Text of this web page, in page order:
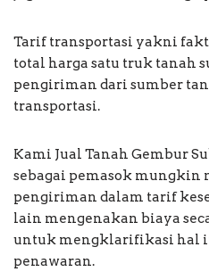
Tarif transportasi yakni
total harga satu truk tanah
pengiriman dari sumber
transportasi.
Kami Jual Tanah Gembur
sebagai pemasok mungkin
pengiriman dalam tarif
lain mengenakan biaya
untuk mengklarifikasi hal
penawaran.